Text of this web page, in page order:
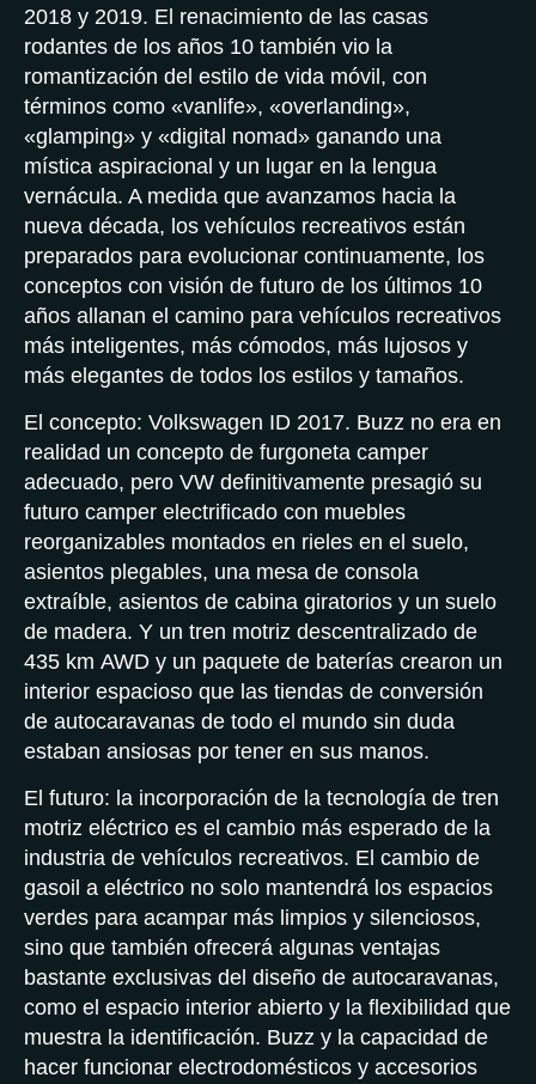
2018 y 2019. El renacimiento de las casas
rodantes de los años 10 también vio la
romantización del estilo de vida móvil, con
términos como «vanlife», «overlanding»,
«glamping» y «digital nomad» ganando una
mística aspiracional y un lugar en la lengua
vernácula. A medida que avanzamos hacia la
nueva década, los vehículos recreativos están
preparados para evolucionar continuamente, los
conceptos con visión de futuro de los últimos 10
años allanan el camino para vehículos recreativos
más inteligentes, más cómodos, más lujosos y
más elegantes de todos los estilos y tamaños.
El concepto: Volkswagen ID 2017. Buzz no era en
realidad un concepto de furgoneta camper
adecuado, pero VW definitivamente presagió su
futuro camper electrificado con muebles
reorganizables montados en rieles en el suelo,
asientos plegables, una mesa de consola
extraíble, asientos de cabina giratorios y un suelo
de madera. Y un tren motriz descentralizado de
435 km AWD y un paquete de baterías crearon un
interior espacioso que las tiendas de conversión
de autocaravanas de todo el mundo sin duda
estaban ansiosas por tener en sus manos.
El futuro: la incorporación de la tecnología de tren
motriz eléctrico es el cambio más esperado de la
industria de vehículos recreativos. El cambio de
gasoil a eléctrico no solo mantendrá los espacios
verdes para acampar más limpios y silenciosos,
sino que también ofrecerá algunas ventajas
bastante exclusivas del diseño de autocaravanas,
como el espacio interior abierto y la flexibilidad que
muestra la identificación. Buzz y la capacidad de
hacer funcionar electrodomésticos y accesorios